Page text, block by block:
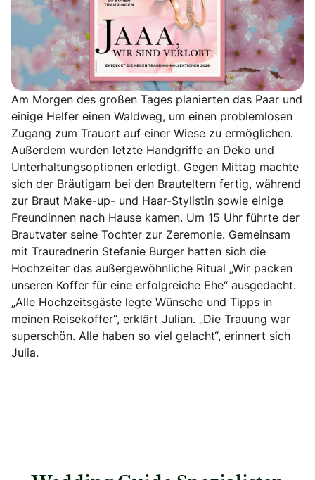
Am Morgen des großen Tages planierten das Paar und
einige Helfer einen Waldweg, um einen problemlosen
Zugang zum Trauort auf einer Wiese zu ermöglichen.
Außerdem wurden letzte Handgriffe an Deko und
Unterhaltungsoptionen erledigt. Gegen Mittag machte
sich der Bräutigam bei den Brauteltern fertig, während
zur Braut Make-up- und Haar-Stylistin sowie einige
Freundinnen nach Hause kamen. Um 15 Uhr führte der
Brautvater seine Tochter zur Zeremonie. Gemeinsam
mit Traurednerin Stefanie Burger hatten sich die
Hochzeiter das außergewöhnliche Ritual „Wir packen
unseren Koffer für eine erfolgreiche Ehe“ ausgedacht.
„Alle Hochzeitsgäste legte Wünsche und Tipps in
meinen Reisekoffer“, erklärt Julian. „Die Trauung war
superschön. Alle haben so viel gelacht“, erinnert sich
Julia.